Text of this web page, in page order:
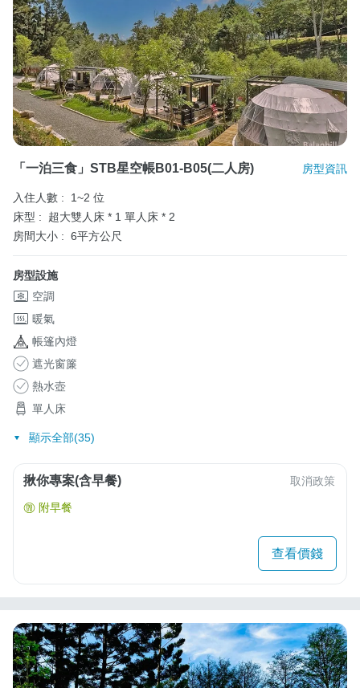
「一泊三食」STB星空帳B01-B05(二人房) 房型資訊
入住人數 :
1~2 位
床型 :
超大雙人床 * 1 單人床 * 2
房間大小 : 6平方公尺
房型設施
空調
暖氣
帳篷內燈
遮光窗簾
熱水壺
單人床
顯示全部(35)
揪你專案(含早餐) 取消政策
附早餐
查看價錢